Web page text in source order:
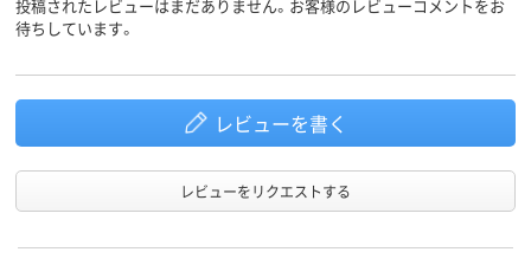
投稿されたレビューはまだありません。お客様のレビューコメントをお
待ちしています。
レビューを書く
レビューをリクエストする